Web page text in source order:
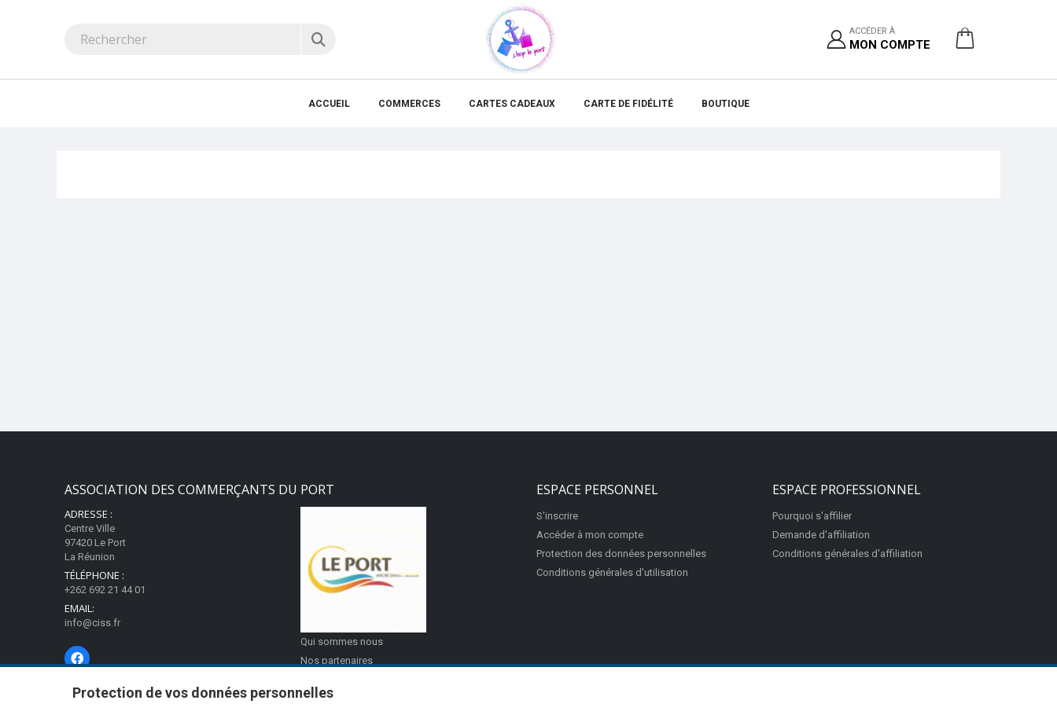
ACCÉDER À
MON COMPTE
ACCUEIL COMMERCES CARTES CADEAUX CARTE DE FIDÉLITÉ BOUTIQUE
Protection de vos données personnelles
ASSOCIATION DES COMMERÇANTS DU PORT
ADRESSE :
Centre Ville
97420 Le Port
La Réunion
TÉLÉPHONE :
+262 692 21 44 01
EMAIL:
info@ciss.fr
Qui sommes nous
Nos partenaires
ESPACE PERSONNEL
S'inscrire
Accéder à mon compte
Protection des données personnelles
Conditions générales d'utilisation
ESPACE PROFESSIONNEL
Pourquoi s'affilier
Demande d'affiliation
Conditions générales d'affiliation